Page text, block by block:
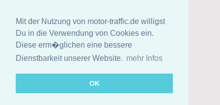
Mit der Nutzung von motor-traffic.de willigst
Du in die Verwendung von Cookies ein.
Diese erm�glichen eine bessere
Dienstbarkeit unserer Website. mehr Infos
OK